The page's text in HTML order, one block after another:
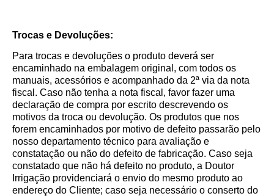
Trocas e Devoluções:
Para trocas e devoluções o produto deverá ser
encaminhado na embalagem original, com todos os
manuais, acessórios e acompanhado da 2ª via da nota
fiscal. Caso não tenha a nota fiscal, favor fazer uma
declaração de compra por escrito descrevendo os
motivos da troca ou devolução. Os produtos que nos
forem encaminhados por motivo de defeito passarão pelo
nosso departamento técnico para avaliação e
constatação ou não do defeito de fabricação. Caso seja
constatado que não há defeito no produto, a Doutor
Irrigação providenciará o envio do mesmo produto ao
endereço do Cliente; caso seja necessário o conserto do